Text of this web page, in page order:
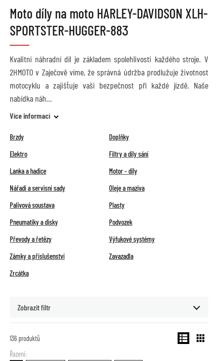
Moto díly na moto HARLEY-DAVIDSON XLH-
SPORTSTER-HUGGER-883
Kvalitní náhradní díl je základem spolehlivosti každého stroje. V
2HMOTO v Zaječově víme, že správná údržba prodlužuje životnost
motocyklu a zajišťuje vaši bezpečnost při každé jízdě. Naše
nabídka náh
Více informací
Brzdy
Doplňky
Elektro
Filtry a díly sání
Lanka a hadice
Motor - díly
Nářadí a servisní sady
Oleje a maziva
Palivová soustava
Plasty
Pneumatiky a disky
Podvozek
Převody a řetězy
Výfukové systémy
Zámky a příslušenství
Zavazadla
Zrcátka
Zobrazit filtr
136 produktů
Řazení